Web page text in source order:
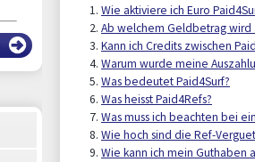
Wie aktiviere ich Euro
Ab welchem Geldbetrag wird
Kann ich Credits zwischen
Warum wurde meine
Was bedeutet Paid4Surf?
Was heisst Paid4Refs?
Was muss ich beachten bei
Wie hoch sind die Ref-
Wie kann ich mein Guthaben